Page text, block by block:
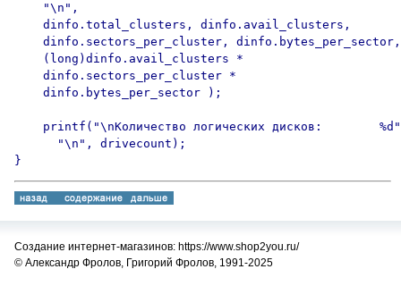
    "\n",
    dinfo.total_clusters, dinfo.avail_clusters,
    dinfo.sectors_per_cluster, dinfo.bytes_per_sector,
    (long)dinfo.avail_clusters *
    dinfo.sectors_per_cluster *
    dinfo.bytes_per_sector );
    printf("\nКоличество логических дисков:        %d"
      "\n", drivecount);
}
Создание интернет-магазинов: https://www.shop2you.ru/
© Александр Фролов, Григорий Фролов, 1991-2025